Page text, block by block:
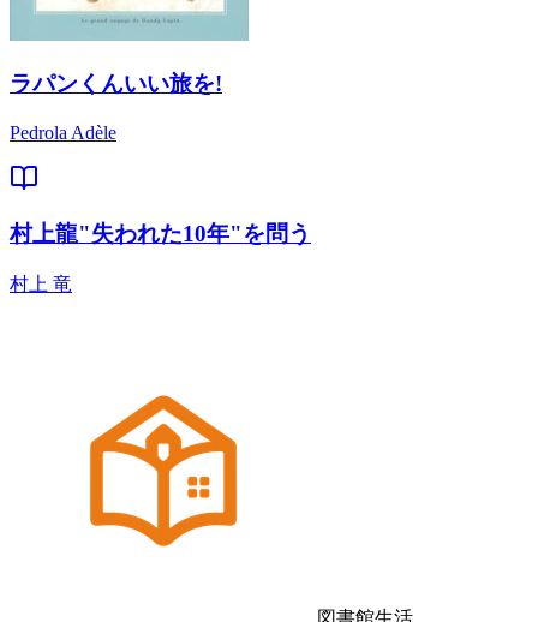
ラパンくんいい旅を!
Pedrola Adèle
村上龍"失われた10年"を問う
村上 竜